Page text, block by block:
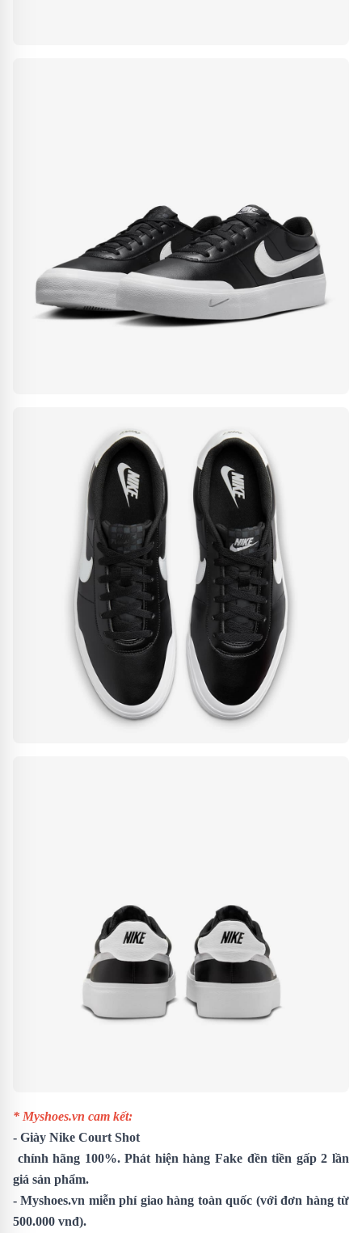
* Myshoes.vn cam kết:
- Giày Nike Court Shot
chính hãng 100%. Phát hiện hàng Fake đền tiền gấp 2 lần
giá sản phẩm.
- Myshoes.vn miễn phí giao hàng toàn quốc (với đơn hàng từ
500.000 vnđ).